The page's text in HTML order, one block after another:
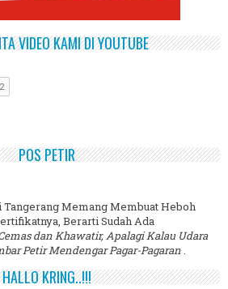
VIDEO KAMI DI YOUTUBE
POS PETIR
Tangerang Memang Membuat Heboh
Berarti Sudah Ada
dan Khawatir, Apalagi Kalau Udara
Petir Mendengar Pagar-Pagaran.
HALLO KRING..!!!